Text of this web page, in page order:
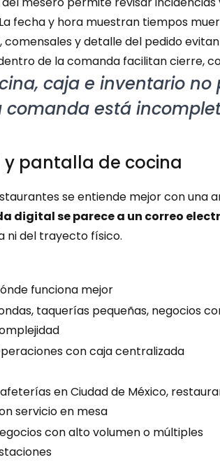
fecha y hora muestran tiempos
comensales y detalle del pedido
de la comanda facilitan cierre,
caja e inventario
está
y pantalla de cocina
se entiende mejor con una
digital se parece a un correo
ni del trayecto físico.
funciona mejor
taquerías pequeñas, negocios
con caja centralizada
en Ciudad de México,
servicio en mesa
con alto volumen o múltiples